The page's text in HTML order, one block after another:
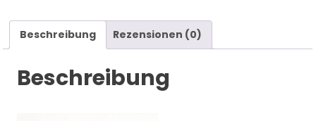
Beschreibung Rezensionen (0)
Beschreibung